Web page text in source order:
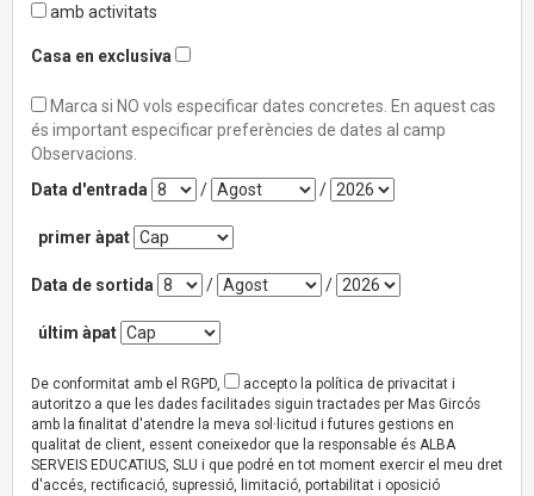
amb activitats
Casa en exclusiva
Marca si NO vols especificar dates concretes. En aquest cas
és important especificar preferències de dates al camp
Observacions.
Data d'entrada
/ /
primer àpat
Data de sortida / /
últim àpat
De conformitat amb el RGPD,
accepto la política de privacitat i
autoritzo a que les dades facilitades siguin tractades per Mas Gircós
amb la finalitat d'atendre la meva sol·licitud i futures gestions en
qualitat de client, essent coneixedor que la responsable és ALBA
SERVEIS EDUCATIUS, SLU i que podré en tot moment exercir el meu dret
d'accés, rectificació, supressió, limitació, portabilitat i oposició